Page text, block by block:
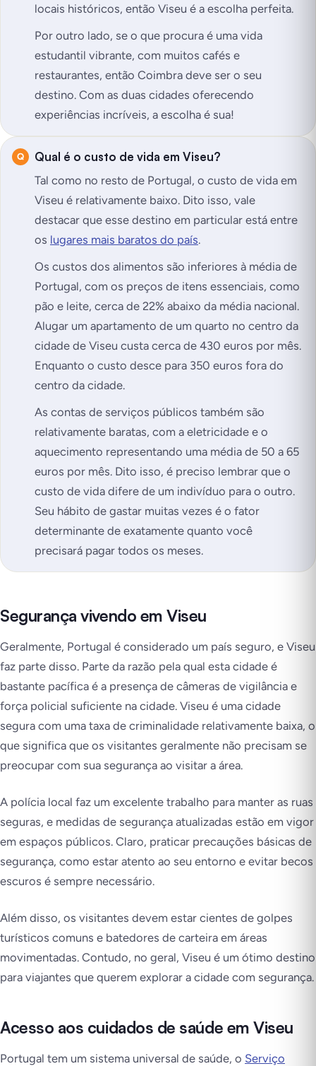
locais históricos, então Viseu é a escolha perfeita.
Por outro lado, se o que procura é uma vida
estudantil vibrante, com muitos cafés e
restaurantes, então Coimbra deve ser o seu
destino. Com as duas cidades oferecendo
experiências incríveis, a escolha é sua!
Qual é o custo de vida em Viseu?
Tal como no resto de Portugal, o custo de vida em
Viseu é relativamente baixo. Dito isso, vale
destacar que esse destino em particular está entre
os lugares mais baratos do país.
Os custos dos alimentos são inferiores à média de
Portugal, com os preços de itens essenciais, como
pão e leite, cerca de 22% abaixo da média nacional.
Alugar um apartamento de um quarto no centro da
cidade de Viseu custa cerca de 430 euros por mês.
Enquanto o custo desce para 350 euros fora do
centro da cidade.
As contas de serviços públicos também são
relativamente baratas, com a eletricidade e o
aquecimento representando uma média de 50 a 65
euros por mês. Dito isso, é preciso lembrar que o
custo de vida difere de um indivíduo para o outro.
Seu hábito de gastar muitas vezes é o fator
determinante de exatamente quanto você
precisará pagar todos os meses.
Segurança vivendo em Viseu
Geralmente, Portugal é considerado um país seguro, e Viseu
faz parte disso. Parte da razão pela qual esta cidade é
bastante pacífica é a presença de câmeras de vigilância e
força policial suficiente na cidade. Viseu é uma cidade
segura com uma taxa de criminalidade relativamente baixa, o
que significa que os visitantes geralmente não precisam se
preocupar com sua segurança ao visitar a área.
A polícia local faz um excelente trabalho para manter as ruas
seguras, e medidas de segurança atualizadas estão em vigor
em espaços públicos. Claro, praticar precauções básicas de
segurança, como estar atento ao seu entorno e evitar becos
escuros é sempre necessário.
Além disso, os visitantes devem estar cientes de golpes
turísticos comuns e batedores de carteira em áreas
movimentadas. Contudo, no geral, Viseu é um ótimo destino
para viajantes que querem explorar a cidade com segurança.
Acesso aos cuidados de saúde em Viseu
Portugal tem um sistema universal de saúde, o Serviço